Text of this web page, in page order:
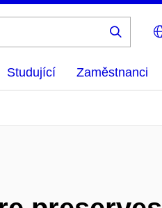
Studující Zaměstnanci